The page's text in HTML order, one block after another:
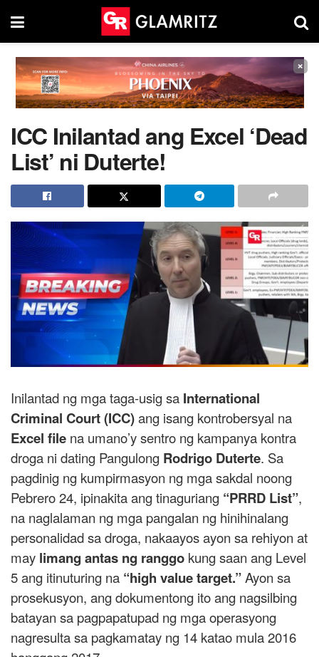
×
ICC Inilantad ang Excel ‘Dead
List’ ni Duterte!
Inilantad ng mga taga-usig sa International
Criminal Court (ICC)ang isang kontrobersyal na
Excel file na umano’y sentro ng kampanya kontra
droga ni dating Pangulong Rodrigo Duterte. Sa
pagdinig ng kumpirmasyon ng mga sakdal noong
Pebrero 24, ipinakita ang tinaguriang “PRRD List”,
na naglalaman ng mga pangalan ng hinihinalang
personalidad sa droga, nakaayos ayon sa rehiyon at
may limang antas ng ranggo kung saan ang Level
5 ang itinuturing na “high value target.”Ayon sa
prosekusyon, ang dokumentong ito ang nagsilbing
batayan sa pagpapatupad ng mga operasyong
nagresulta sa pagkamatay ng 14 katao mula 2016